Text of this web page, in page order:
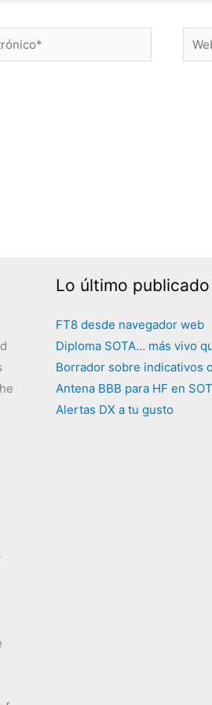
Web
Lo último publicado
FT8 desde navegador web
Diploma SOTA… más vivo
Borrador sobre indicativos
Antena BBB para HF en
Alertas DX a tu gusto